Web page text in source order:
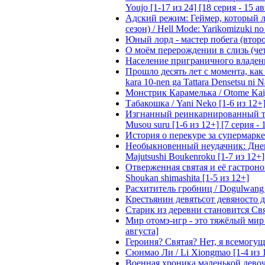
Youjo [1-17 из 24] [18 серия - 15
Адский режим: Геймер, который
сезон) / Hell Mode: Yarikomizuki
Юный лорд - мастер побега
О моём перерождении в слизь
Население приграничного
Прошло десять лет с момента,
kara 10-nen ga Tattara Densetsu ni
Монстрик Карамелька / Otome
Табакошка / Yani Neko [1-6 из 12+]
Изгнанный реинкарнированный
Musou suru [1-6 из 12+] [7 серия -
История о перекуре за
Необыкновенный неудачник:
Majutsushi Boukenroku [1-7 из 12+]
Отверженная святая и её
Shoukan shimashita [1-5 из 12+]
Расхититель гробниц /
Крестьянин девятьсот
Старик из деревни становится
Мир отомэ-игр - это тяжёлый мир
августа]
Героиня? Святая? Нет, я
Сюнмао Ли / Li Xiongmao [1-4 из
Военная хроника маленькой